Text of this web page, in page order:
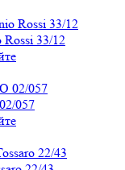
33/12
057